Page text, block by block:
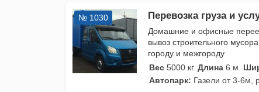
№ 1030 Перевозка груза и
Домашние и офисные
вывоз строительного
городу и межгороду
Вес 5000 кг. Длина 6 м.
Автопарк: Газели от 3-6м,